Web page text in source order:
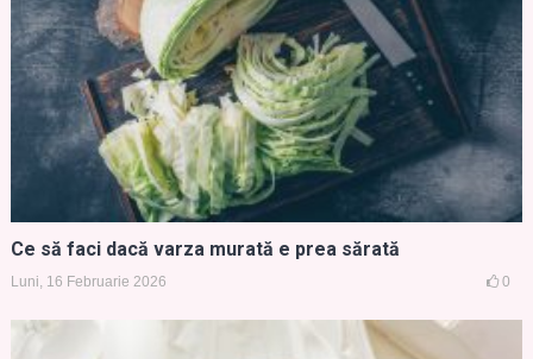
Ce să faci dacă varza murată e prea sărată
Luni, 16 Februarie 2026 0